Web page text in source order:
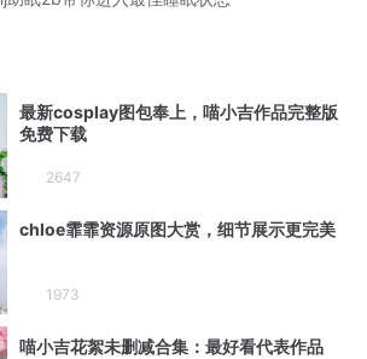
最新cosplay图包奉上，喵小吉作品完整版
免费下载
2647
chloe霏霏资源原图大赏，细节展示更完美
1973
喵小吉花絮未删减合集：最好看代表作品